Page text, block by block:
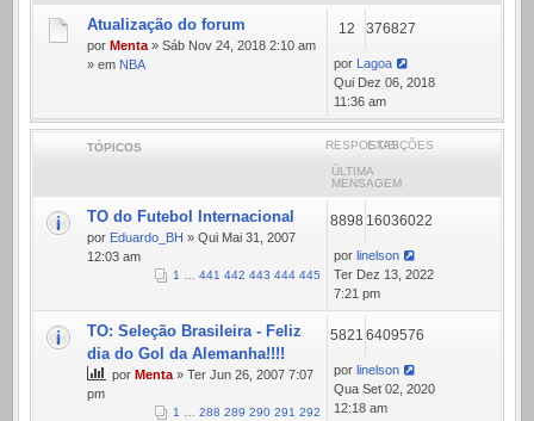
Atualização do forum
por Menta » Sáb Nov 24, 2018 2:10 am
» em NBA
12 376827
por
Lagoa
Qui Dez 06, 2018
11:36 am
TÓPICOS RESPOSTASEXIBIÇÕES
ÚLTIMA
MENSAGEM
TO do Futebol Internacional
por Eduardo_BH » Qui Mai 31, 2007
12:03 am
1 … 441 442 443 444 445
8898 16036022
por linelson
Ter Dez 13, 2022
7:21 pm
TO: Seleção Brasileira - Feliz
dia do Gol da Alemanha!!!!
por Menta » Ter Jun 26, 2007 7:07
pm
1 … 288 289 290 291 292
5821 6409576
por linelson
Qua Set 02, 2020
12:18 am